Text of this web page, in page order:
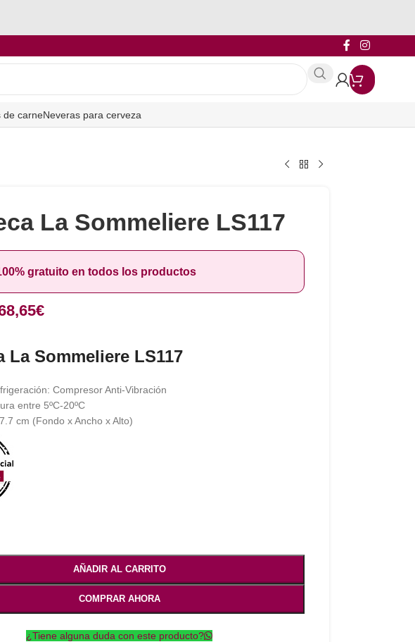
de carneNeveras para cerveza
La Sommeliere LS117
gratuito en todos los productos
€
La Sommeliere LS117
Compresor Anti-Vibración
entre 5ºC-20ºC
cm (Fondo x Ancho x Alto)
AÑADIR AL CARRITO
COMPRAR AHORA
¿Tiene alguna duda con este producto?